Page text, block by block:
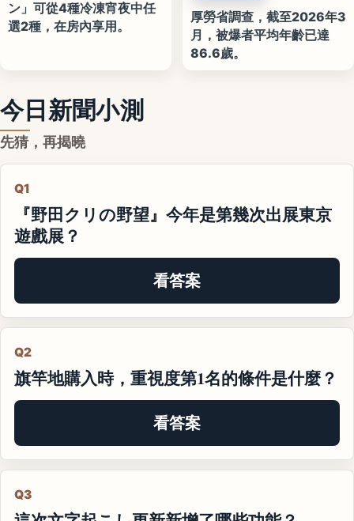
ン」可從4種冷凍宵夜中任
選2種，在房內享用。
厚勞省調查，截至2026年3
月，被爆者平均年齡已達
86.6歲。
今日新聞小測
先猜，再揭曉
Q1
『野田クリの野望』今年是第幾次出展東京
遊戲展？
看答案
Q2
旗竿地購入時，重視度第1名的條件是什麼？
看答案
Q3